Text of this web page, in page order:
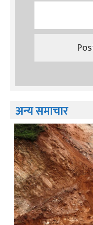
अन्य समाचार